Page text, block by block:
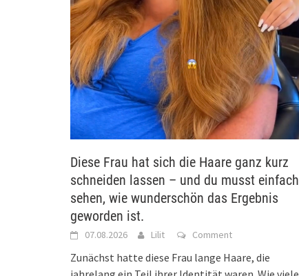
Diese Frau hat sich die Haare ganz kurz
schneiden lassen – und du musst einfach
sehen, wie wunderschön das Ergebnis
geworden ist.
07.08.2026 Lilit Comment
Zunächst hatte diese Frau lange Haare, die